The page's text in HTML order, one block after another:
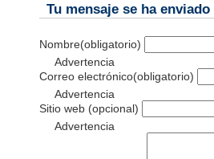
Tu mensaje se ha enviado
Nombre(obligatorio)
Advertencia
Correo electrónico(obligatorio)
Advertencia
Sitio web (opcional)
Advertencia